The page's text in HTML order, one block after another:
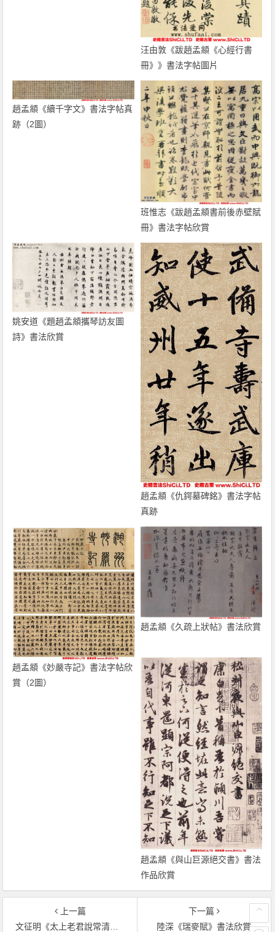
汪由敦《跋趙孟頫《心經行書
冊》》書法字帖圖片
趙孟頫《續千字文》書法字帖真
跡（2圖）
班惟志《跋趙孟頫書前後赤壁賦
冊》書法字帖欣賞
姚安道《題趙孟頫攜琴訪友圖
詩》書法欣賞
趙孟頫《仇鍔墓碑銘》書法字帖
真跡
趙孟頫《妙嚴寺記》書法字帖欣
賞（2圖）
趙孟頫《久疏上狀帖》書法欣賞
趙孟頫《與山巨源絕交書》書法
作品欣賞
上一篇
文征明《太上老君說常清淨經》書法字帖欣賞
下一篇
陸深《瑞麥賦》書法欣賞